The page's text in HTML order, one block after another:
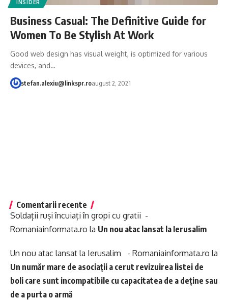
INSIDER
Business Casual: The Definitive Guide for
Women To Be Stylish At Work
Good web design has visual weight, is optimized for various
devices, and…
stefan.alexiu@linkspr.roaugust 2, 2021
Comentarii recente
Soldații ruși încuiați în gropi cu gratii -
Romaniainformata.ro la Un nou atac lansat la Ierusalim
Un nou atac lansat la Ierusalim - Romaniainformata.ro la
Un număr mare de asociații a cerut revizuirea listei de
boli care sunt incompatibile cu capacitatea de a deține sau
de a purta o armă